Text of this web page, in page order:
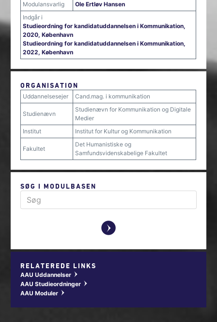
Modulansvarlig
Ole Ertløv Hansen
Indgår i
Studieordning for kandidatuddannelsen i Kommunikation,
2020, København
Studieordning for kandidatuddannelsen i Kommunikation,
2022, København
ORGANISATION
Uddannelsesejer Cand.mag. i kommunikation
Studienævn
Studienævn for Kommunikation og Digitale
Medier
Institut
Institut for Kultur og Kommunikation
Fakultet
Det Humanistiske og
Samfundsvidenskabelige Fakultet
SØG I MODULBASEN
y
RELATEREDE LINKS
AAU Uddannelser w
AAU Studieordninger w
AAU Moduler w